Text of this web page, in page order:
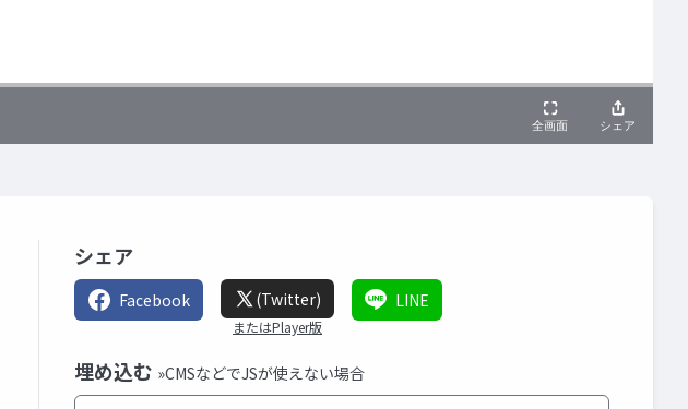
シェア
Facebook (Twitter)
またはPlayer版
LINE
埋め込む »CMSなどでJSが使えない場合